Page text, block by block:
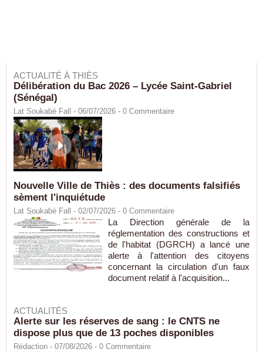
ACTUALITÉ À THIÈS
Délibération du Bac 2026 – Lycée Saint-Gabriel
(Sénégal)
Lat Soukabé Fall - 06/07/2026 - 0 Commentaire
Nouvelle Ville de Thiès : des documents falsifiés
sèment l'inquiétude
Lat Soukabé Fall - 02/07/2026 - 0 Commentaire
La Direction générale de la
réglementation des constructions et
de l'habitat (DGRCH) a lancé une
alerte à l'attention des citoyens
concernant la circulation d'un faux
document relatif à l'acquisition...
ACTUALITÉS
Alerte sur les réserves de sang : le CNTS ne
dispose plus que de 13 poches disponibles
Rédaction - 07/08/2026 - 0 Commentaire